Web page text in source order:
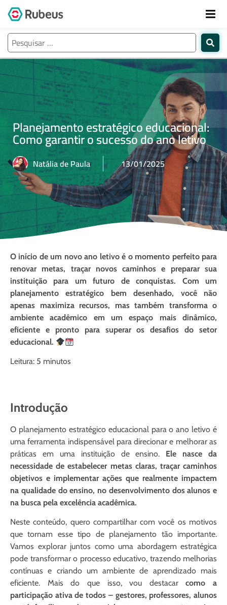
Planejamento estratégico educacional:
Como garantir o sucesso do ano letivo
Natália de Paula 13/01/2025
O início de um novo ano letivo é o momento perfeito para
renovar metas, traçar novos caminhos e preparar sua
instituição para um futuro de conquistas. Com um
planejamento estratégico bem desenhado, você não
apenas maximiza recursos, mas também transforma o
ambiente acadêmico em um espaço mais dinâmico,
eficiente e pronto para superar os desafios do setor
educacional.
Leitura: 5 minutos
Introdução
O planejamento estratégico educacional para o ano letivo é
uma ferramenta indispensável para direcionar e melhorar as
práticas em uma instituição de ensino. Ele nasce da
necessidade de estabelecer metas claras, traçar caminhos
objetivos e implementar ações que realmente impactem
na qualidade do ensino, no desenvolvimento dos alunos e
na busca pela excelência acadêmica.
Neste conteúdo, quero compartilhar com você os motivos
que tornam esse tipo de planejamento tão importante.
Vamos explorar juntos como uma abordagem estratégica
pode transformar o processo educativo, trazendo melhorias
contínuas e criando um ambiente de aprendizado mais
eficiente. Mais do que isso, vou destacarcomo a
participação ativa de todos – gestores, professores, alunos